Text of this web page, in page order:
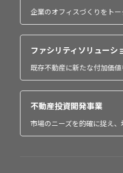
企業のオフィスづくりをト
ファシリティソリューシ
既存不動産に新たな付加価
不動産投資開発事業
市場のニーズを的確に捉え